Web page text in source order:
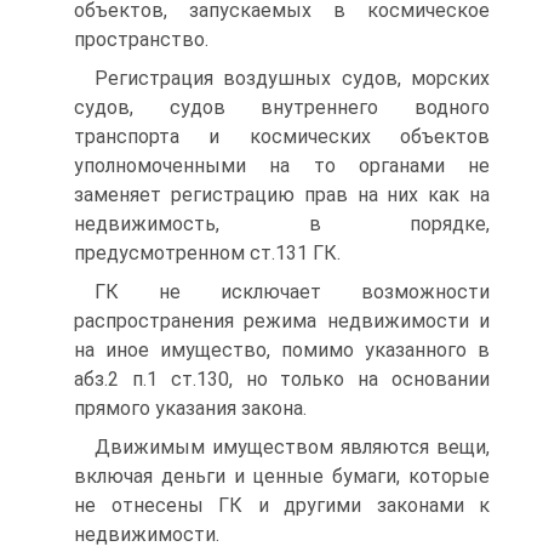
объектов, запускаемых в космическое
пространство.
Регистрация воздушных судов, морских
судов, судов внутреннего водного
транспорта и космических объектов
уполномоченными на то органами не
заменяет регистрацию прав на них как на
недвижимость, в порядке,
предусмотренном ст.131 ГК.
ГК не исключает возможности
распространения режима недвижимости и
на иное имущество, помимо указанного в
абз.2 п.1 ст.130, но только на основании
прямого указания закона.
Движимым имуществом являются вещи,
включая деньги и ценные бумаги, которые
не отнесены ГК и другими законами к
недвижимости.